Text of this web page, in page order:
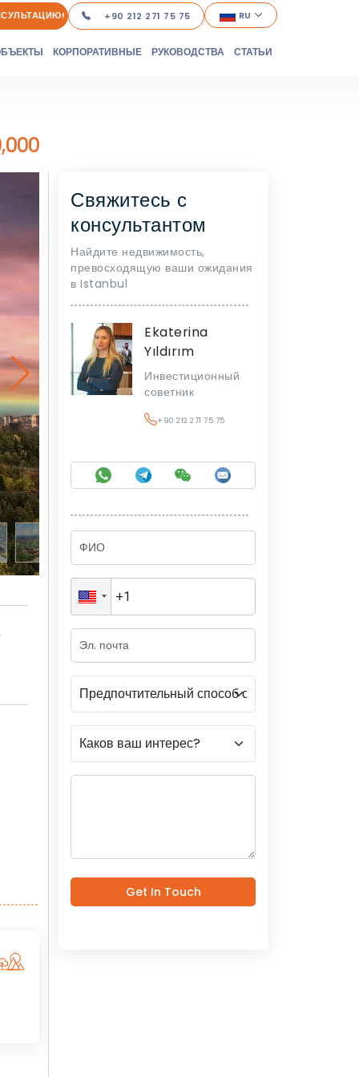
+90 212 271 75 75 RU
КОРПОРАТИВНЫЕ РУКОВОДСТВА СТАТЬИ
Свяжитесь с
консультантом
Найдите недвижимость,
превосходящую ваши ожидания
в Istanbul
Ekaterina
Yıldırım
Инвестиционный
советник
+90 212 271 75 75
Get In Touch